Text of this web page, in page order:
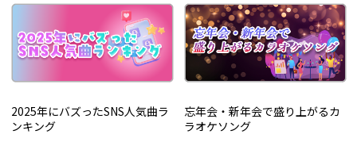
2025年にバズったSNS人気曲ラ
ンキング
忘年会・新年会で盛り上がるカ
ラオケソング